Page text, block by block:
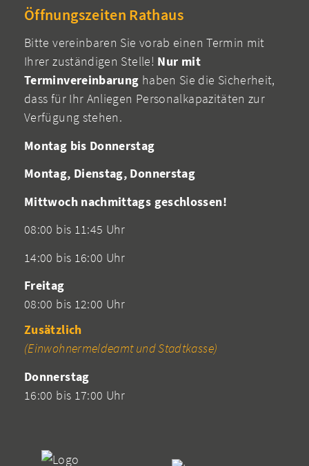
Öffnungszeiten Rathaus
Bitte vereinbaren Sie vorab einen Termin mit
Ihrer zuständigen Stelle! Nur mit
Terminvereinbarung haben Sie die Sicherheit,
dass für Ihr Anliegen Personalkapazitäten zur
Verfügung stehen.
Montag bis Donnerstag
Montag, Dienstag, Donnerstag
Mittwoch nachmittags geschlossen!
08:00 bis 11:45 Uhr
14:00 bis 16:00 Uhr
Freitag
08:00 bis 12:00 Uhr
Zusätzlich
(Einwohnermeldeamt und Stadtkasse)
Donnerstag
16:00 bis 17:00 Uhr